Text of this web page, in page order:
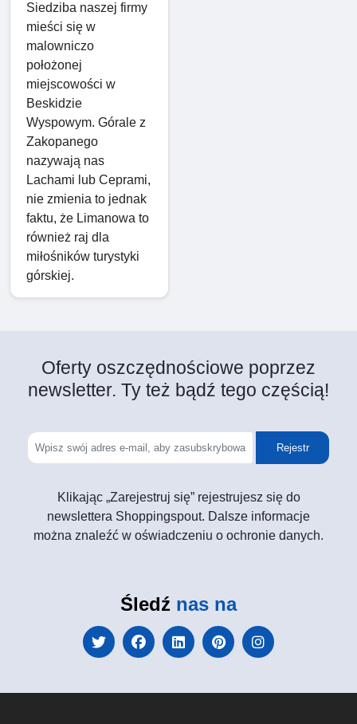
Siedziba naszej firmy
mieści się w
malowniczo
położonej
miejscowości w
Beskidzie
Wyspowym. Górale z
Zakopanego
nazywają nas
Lachami lub Ceprami,
nie zmienia to jednak
faktu, że Limanowa to
również raj dla
miłośników turystyki
górskiej.
Oferty oszczędnościowe poprzez
newsletter. Ty też bądź tego częścią!
Rejestr
Klikając „Zarejestruj się” rejestrujesz się do
newslettera Shoppingspout. Dalsze informacje
można znaleźć w oświadczeniu o ochronie danych.
Śledź nas na